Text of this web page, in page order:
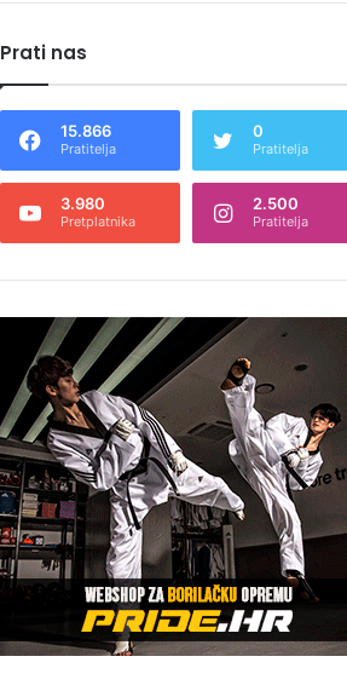
Prati nas
15.866
Pratitelja
0
Pratitelja
3.980
Pretplatnika
2.500
Pratitelja